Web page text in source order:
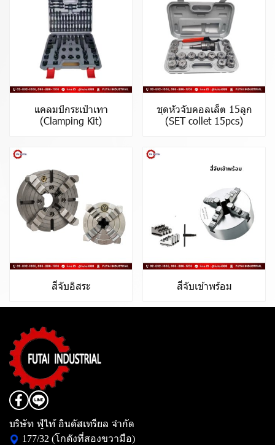
แคลมป์กระเป๋าเทา
(Clamping Kit)
ชุดหัวจับคอลเล็ต 15ลูก
(SET collet 15pcs)
สี่จับอิสระ สี่จับเข้าพร้อม
บริษัท ฟู่ไท้ อินดัสเทรียล จำกัด
177/32 (โกดังที่สองขวามือ)